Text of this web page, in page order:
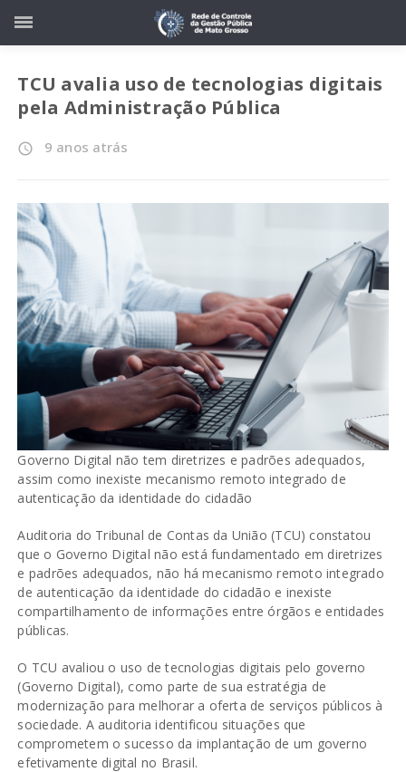
TCU avalia uso de tecnologias digitais
pela Administração Pública
access_time 9 anos atrás
Governo Digital não tem diretrizes e padrões adequados,
assim como inexiste mecanismo remoto integrado de
autenticação da identidade do cidadão
Auditoria do Tribunal de Contas da União (TCU) constatou
que o Governo Digital não está fundamentado em diretrizes
e padrões adequados, não há mecanismo remoto integrado
de autenticação da identidade do cidadão e inexiste
compartilhamento de informações entre órgãos e entidades
públicas.
O TCU avaliou o uso de tecnologias digitais pelo governo
(Governo Digital), como parte de sua estratégia de
modernização para melhorar a oferta de serviços públicos à
sociedade. A auditoria identificou situações que
comprometem o sucesso da implantação de um governo
efetivamente digital no Brasil.